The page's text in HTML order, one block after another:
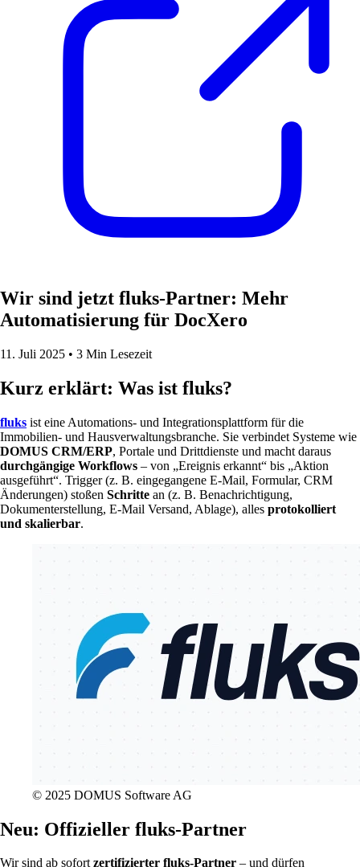
Wir sind jetzt fluks-Partner: Mehr
Automatisierung für DocXero
11. Juli 2025 • 3 Min Lesezeit
Kurz erklärt: Was ist fluks?
fluks ist eine Automations- und Integrationsplattform für die
Immobilien- und Hausverwaltungsbranche. Sie verbindet Systeme wie
DOMUS CRM/ERP, Portale und Drittdienste und macht daraus
durchgängige Workflows – von „Ereignis erkannt“ bis „Aktion
ausgeführt“. Trigger (z. B. eingegangene E-Mail, Formular, CRM
Änderungen) stoßen Schritte an (z. B. Benachrichtigung,
Dokumenterstellung, E-Mail Versand, Ablage), alles protokolliert
und skalierbar.
© 2025 DOMUS Software AG
Neu: Offizieller fluks-Partner
Wir sind ab sofortzertifizierter fluks-Partner – und dürfen